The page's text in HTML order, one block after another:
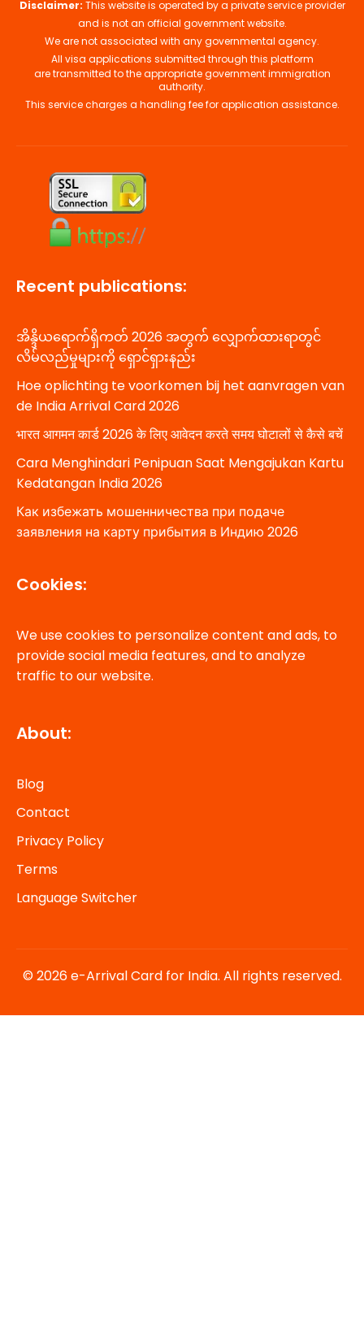
Recent publications:
အိန္ဒိယရောက်ရှိကတ် 2026 အတွက် လျှောက်ထားရာတွင်
လိမ်လည်မှုများကို ရှောင်ရှားနည်း
Hoe oplichting te voorkomen bij het aanvragen van
de India Arrival Card 2026
भारत आगमन कार्ड 2026 के लिए आवेदन करते समय घोटालों से कैसे बचें
Cara Menghindari Penipuan Saat Mengajukan Kartu
Kedatangan India 2026
Как избежать мошенничества при подаче
заявления на карту прибытия в Индию 2026
Cookies:
We use cookies to personalize content and ads, to
provide social media features, and to analyze
traffic to our website.
About:
Blog
Contact
Privacy Policy
Terms
Language Switcher
© 2026 e-Arrival Card for India. All rights reserved.